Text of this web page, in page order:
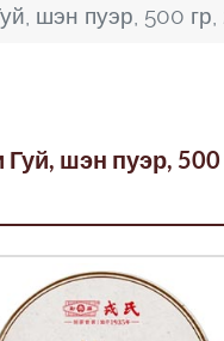
шэн пуэр, 500 гр,
шэн пуэр, 500